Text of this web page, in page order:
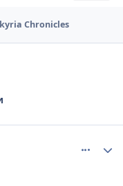
Chronicles